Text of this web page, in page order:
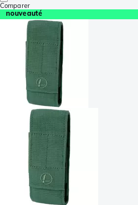
Comparer
nouveauté